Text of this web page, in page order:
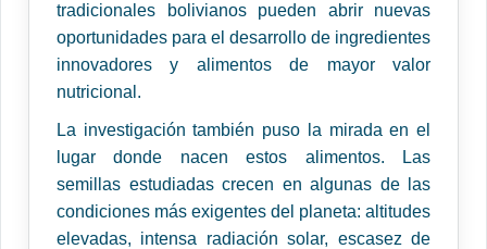
tradicionales bolivianos pueden abrir nuevas
oportunidades para el desarrollo de ingredientes
innovadores y alimentos de mayor valor
nutricional.
La investigación también puso la mirada en el
lugar donde nacen estos alimentos. Las
semillas estudiadas crecen en algunas de las
condiciones más exigentes del planeta: altitudes
elevadas, intensa radiación solar, escasez de